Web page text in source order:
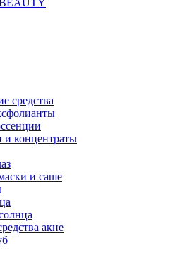
средства
и концентраты
и саше
акне